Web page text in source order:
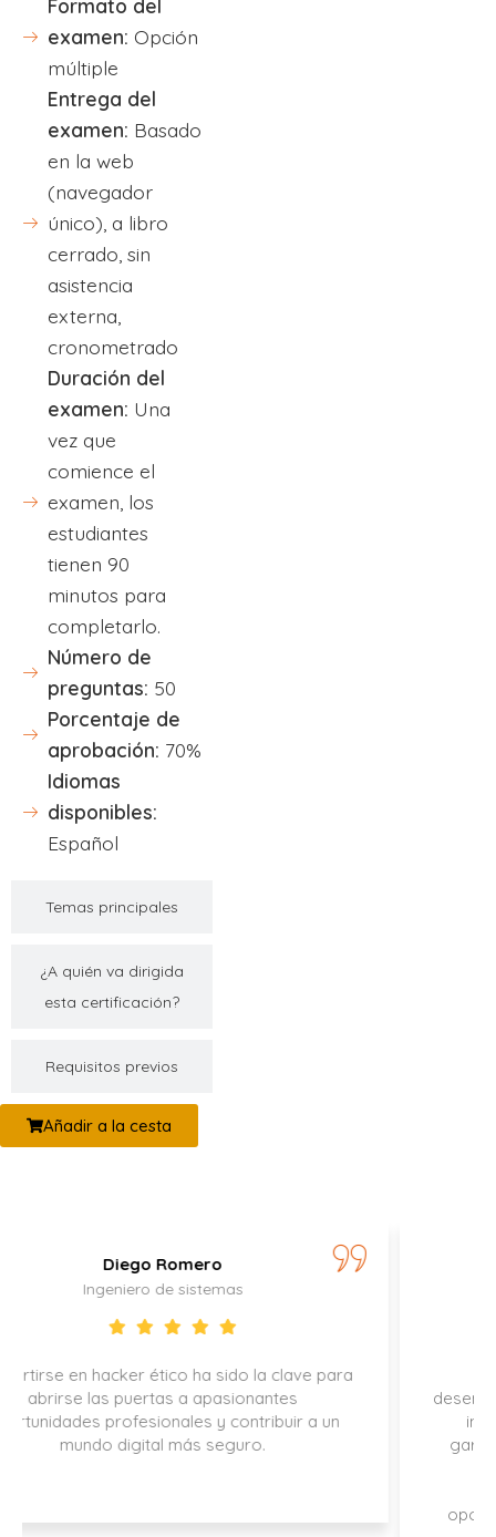
Temas principales
¿A quién va dirigida
esta certificación?
Requisitos previos
Formato del
examen: Opción
múltiple
Entrega del
examen: Basado
en la web
(navegador
único), a libro
cerrado, sin
asistencia
externa,
cronometrado
Duración del
examen: Una
vez que
comience el
examen, los
estudiantes
tienen 90
minutos para
completarlo.
Número de
preguntas: 50
Porcentaje de
aprobación: 70%
Idiomas
disponibles:
Español
Añadir a la cesta
para
a un
Catalina Durán
Gracias a esta certificación, he
desempeñar un papel clave en la
información confidencial de la
garantizar el cumplimiento de la
oportunidades que han surgido gracias a